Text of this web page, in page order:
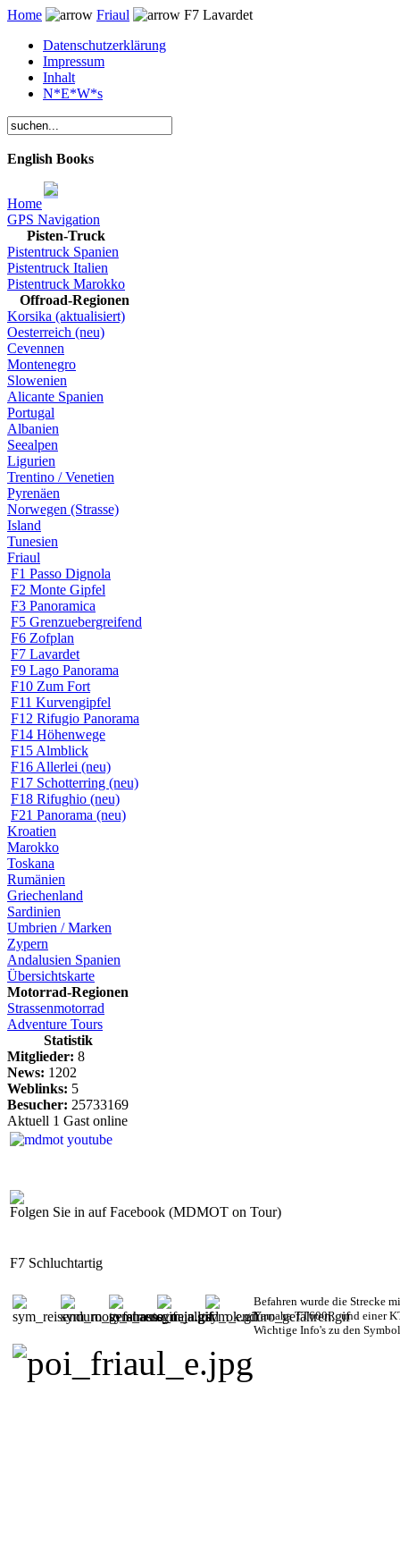
Home Friaul
F7 Lavardet
Datenschutzerklärung
Impressum
Inhalt
N*E*W*s
English Books
Home
GPS Navigation
Pisten-Truck
Pistentruck Spanien
Pistentruck Italien
Pistentruck Marokko
Offroad-Regionen
Korsika (aktualisiert)
Oesterreich (neu)
Cevennen
Montenegro
Slowenien
Alicante Spanien
Portugal
Albanien
Seealpen
Ligurien
Trentino / Venetien
Pyrenäen
Norwegen (Strasse)
Island
Tunesien
Friaul
F1 Passo Dignola
F2 Monte Gipfel
F3 Panoramica
F5 Grenzuebergreifend
F6 Zofplan
F7 Lavardet
F9 Lago Panorama
F10 Zum Fort
F11 Kurvengipfel
F12 Rifugio Panorama
F14 Höhenwege
F15 Almblick
F16 Allerlei (neu)
F17 Schotterring (neu)
F18 Rifughio (neu)
F21 Panorama (neu)
Kroatien
Marokko
Toskana
Rumänien
Griechenland
Sardinien
Umbrien / Marken
Zypern
Andalusien Spanien
Übersichtskarte
Motorrad-Regionen
Strassenmotorrad
Adventure Tours
Statistik
Mitglieder: 8
News: 1202
Weblinks: 5
Besucher: 25733169
Aktuell 1 Gast online
Folgen Sie in auf Facebook (MDMOT on Tour)
F7 Schluchtartig
Befahren wurde die Strecke
Yamaha TT600R und einer
Wichtige Info's zu den